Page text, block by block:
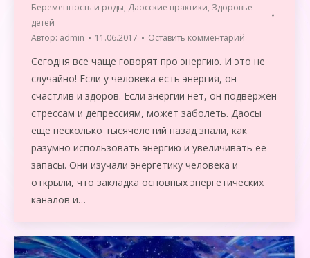
Беременность и роды, Даосские практики, Здоровье
детей
Автор: admin 11.06.2017 Оставить комментарий
Сегодня все чаще говорят про энергию. И это не
случайно! Если у человека есть энергия, он
счастлив и здоров. Если энергии нет, он подвержен
стрессам и депрессиям, может заболеть. Даосы
еще несколько тысячелетий назад знали, как
разумно использовать энергию и увеличивать ее
запасы. Они изучали энергетику человека и
открыли, что закладка основных энергетических
каналов и…